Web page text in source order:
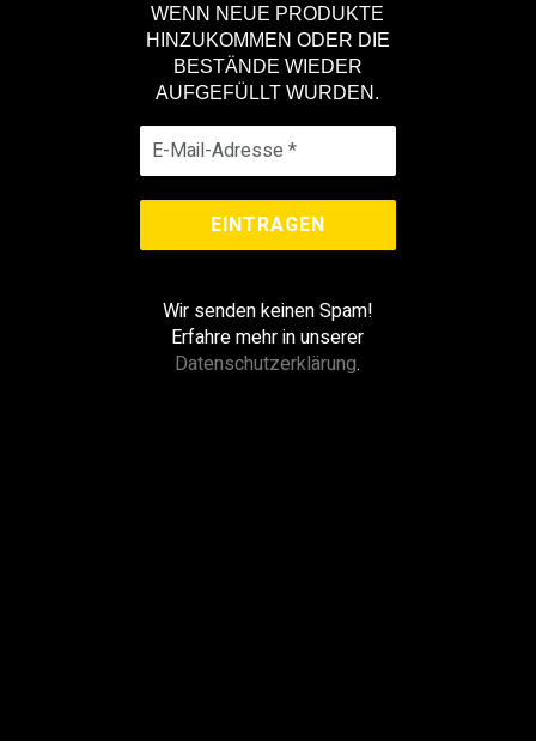
WENN NEUE PRODUKTE
HINZUKOMMEN ODER DIE
BESTÄNDE WIEDER
AUFGEFÜLLT WURDEN.
Wir senden keinen Spam!
Erfahre mehr in unserer
Datenschutzerklärung.